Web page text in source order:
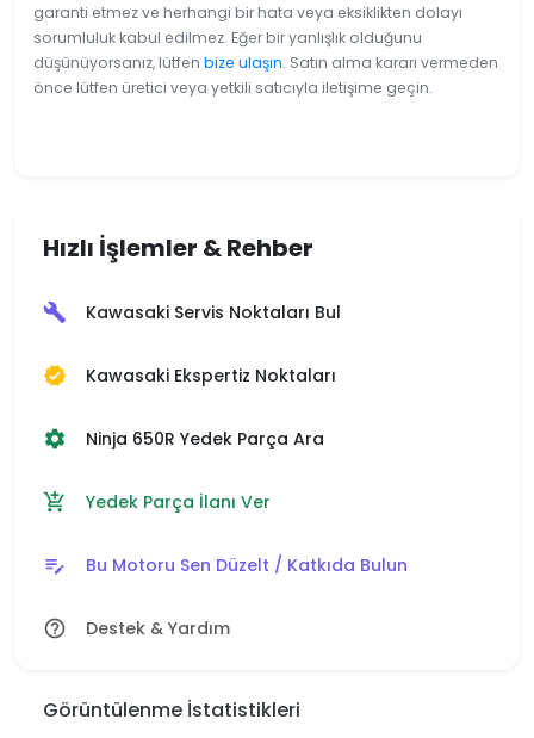
garanti etmez ve herhangi bir hata veya eksiklikten dolayı
sorumluluk kabul edilmez. Eğer bir yanlışlık olduğunu
düşünüyorsanız, lütfen bize ulaşın. Satın alma kararı vermeden
önce lütfen üretici veya yetkili satıcıyla iletişime geçin.
Hızlı İşlemler & Rehber
build Kawasaki Servis Noktaları Bul
verified Kawasaki Ekspertiz Noktaları
settings Ninja 650R Yedek Parça Ara
add_shopping_cart Yedek Parça İlanı Ver
edit_note Bu Motoru Sen Düzelt / Katkıda Bulun
help_outline Destek & Yardım
Görüntülenme İstatistikleri